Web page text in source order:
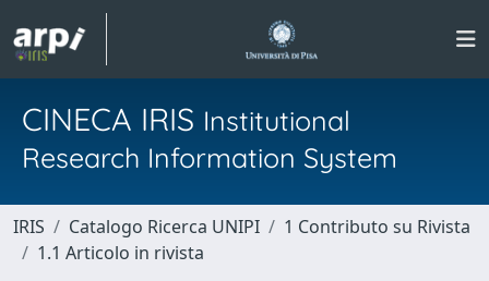
CINECA IRIS Institutional
Research Information System
IRIS Catalogo Ricerca UNIPI
1 Contributo su Rivista
1.1 Articolo in rivista